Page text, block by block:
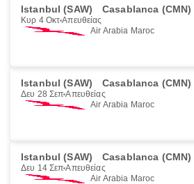
Istanbul (SAW) Casablanca (CMN)
Κυρ 4 Οκτ Απευθείας
Air Arabia Maroc
Istanbul (SAW) Casablanca (CMN)
Δευ 28 Σεπ Απευθείας
Air Arabia Maroc
Istanbul (SAW) Casablanca (CMN)
Δευ 14 Σεπ Απευθείας
Air Arabia Maroc